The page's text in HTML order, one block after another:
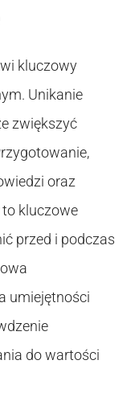
kluczowy
Unikanie
zwiększyć
oraz
kluczowe
przed i podczas
umiejętności
do wartości